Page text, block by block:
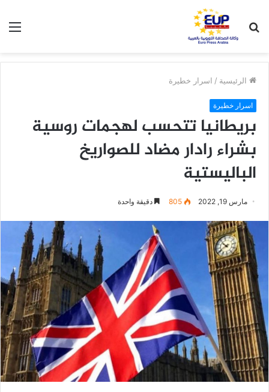
عن
الرئيسية / اسرار خطيرة
اسرار خطيرة
بريطانيا تتحسب لهجمات روسية
بشراء رادار مضاد للصواريخ
الباليستية
مارس 19, 2022 805 دقيقة واحدة